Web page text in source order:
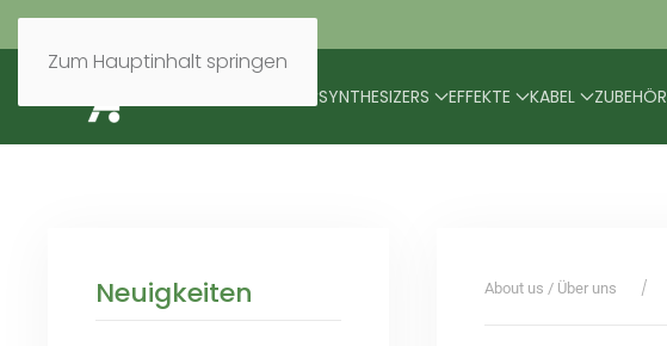
Zum Hauptinhalt springen
SYNTHESIZERS EFFEKTE KABEL ZUBEHÖR
Neuigkeiten About us / Über uns